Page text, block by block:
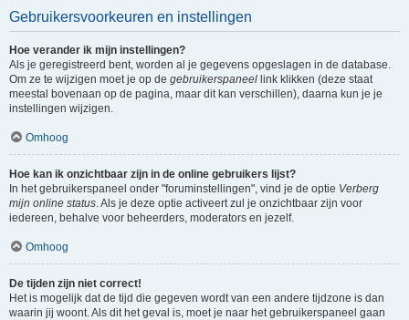
Gebruikersvoorkeuren en instellingen
Hoe verander ik mijn instellingen?
Als je geregistreerd bent, worden al je gegevens opgeslagen in de database.
Om ze te wijzigen moet je op de gebruikerspaneel link klikken (deze staat
meestal bovenaan op de pagina, maar dit kan verschillen), daarna kun je je
instellingen wijzigen.
Omhoog
Hoe kan ik onzichtbaar zijn in de online gebruikers lijst?
In het gebruikerspaneel onder "foruminstellingen", vind je de optie Verberg
mijn online status. Als je deze optie activeert zul je onzichtbaar zijn voor
iedereen, behalve voor beheerders, moderators en jezelf.
Omhoog
De tijden zijn niet correct!
Het is mogelijk dat de tijd die gegeven wordt van een andere tijdzone is dan
waarin jij woont. Als dit het geval is, moet je naar het gebruikerspaneel gaan